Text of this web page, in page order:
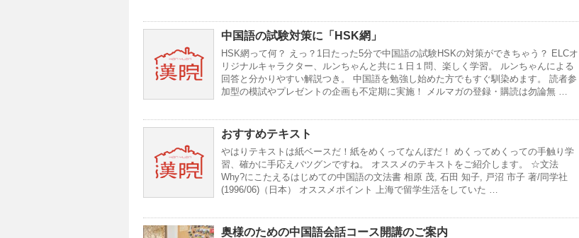
中国語の試験対策に「HSK網」
HSK網って何？ えっ？1日たった5分で中国語の試験HSKの対策ができちゃう？ ELCオ
リジナルキャラクター、ルンちゃんと共に１日１問、楽しく学習。 ルンちゃんによる
回答と分かりやすい解説つき。 中国語を勉強し始めた方でもすぐ馴染めます。 読者参
加型の模試やプレゼントの企画も不定期に実施！ メルマガの登録・購読は勿論無 …
おすすめテキスト
やはりテキストは紙ベースだ！紙をめくってなんぼだ！ めくってめくっての手触り学
習、確かに手応えバツグンですね。 オススメのテキストをご紹介します。 ☆文法
Why?にこたえるはじめての中国語の文法書 相原 茂, 石田 知子, 戸沼 市子 著/同学社
(1996/06)（日本） オススメポイント 上海で留学生活をしていた …
奥様のための中国語会話コース開講のご案内